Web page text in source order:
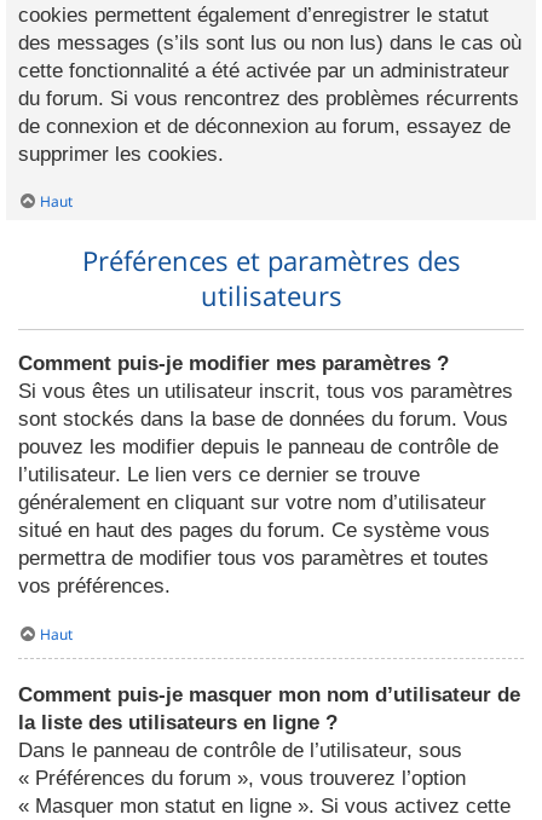
cookies permettent également d’enregistrer le statut
des messages (s’ils sont lus ou non lus) dans le cas où
cette fonctionnalité a été activée par un administrateur
du forum. Si vous rencontrez des problèmes récurrents
de connexion et de déconnexion au forum, essayez de
supprimer les cookies.
Haut
Préférences et paramètres des
utilisateurs
Comment puis-je modifier mes paramètres ?
Si vous êtes un utilisateur inscrit, tous vos paramètres
sont stockés dans la base de données du forum. Vous
pouvez les modifier depuis le panneau de contrôle de
l’utilisateur. Le lien vers ce dernier se trouve
généralement en cliquant sur votre nom d’utilisateur
situé en haut des pages du forum. Ce système vous
permettra de modifier tous vos paramètres et toutes
vos préférences.
Haut
Comment puis-je masquer mon nom d’utilisateur de
la liste des utilisateurs en ligne ?
Dans le panneau de contrôle de l’utilisateur, sous
« Préférences du forum », vous trouverez l’option
« Masquer mon statut en ligne ». Si vous activez cette